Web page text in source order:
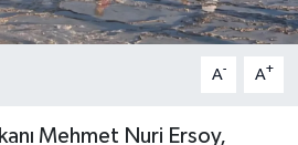
A- A+
Mehmet Nuri Ersoy,